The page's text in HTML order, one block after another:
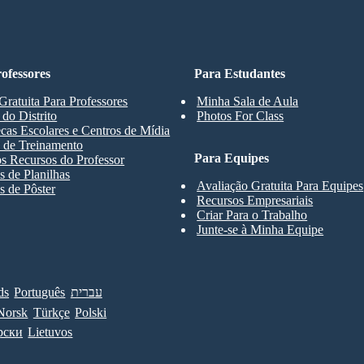
RECURSOS NATURALES
valles y la costa.
cuatro estaciones:
cálidos.
Para Estudantes
Minha Sala de Aula
Photos For Class
Para Professores
do Distrito
Escolares e Centros de Mídia
de Treinamento
Recursos do Professor
de Planilhas
de Pôster
Para Equipes
Avaliação Gratuita Para Equipes
Recursos Empresariais
Criar Para o Trabalho
Junte-se à Minha Equipe
Português עברית
Türkçe Polski
Lietuvos